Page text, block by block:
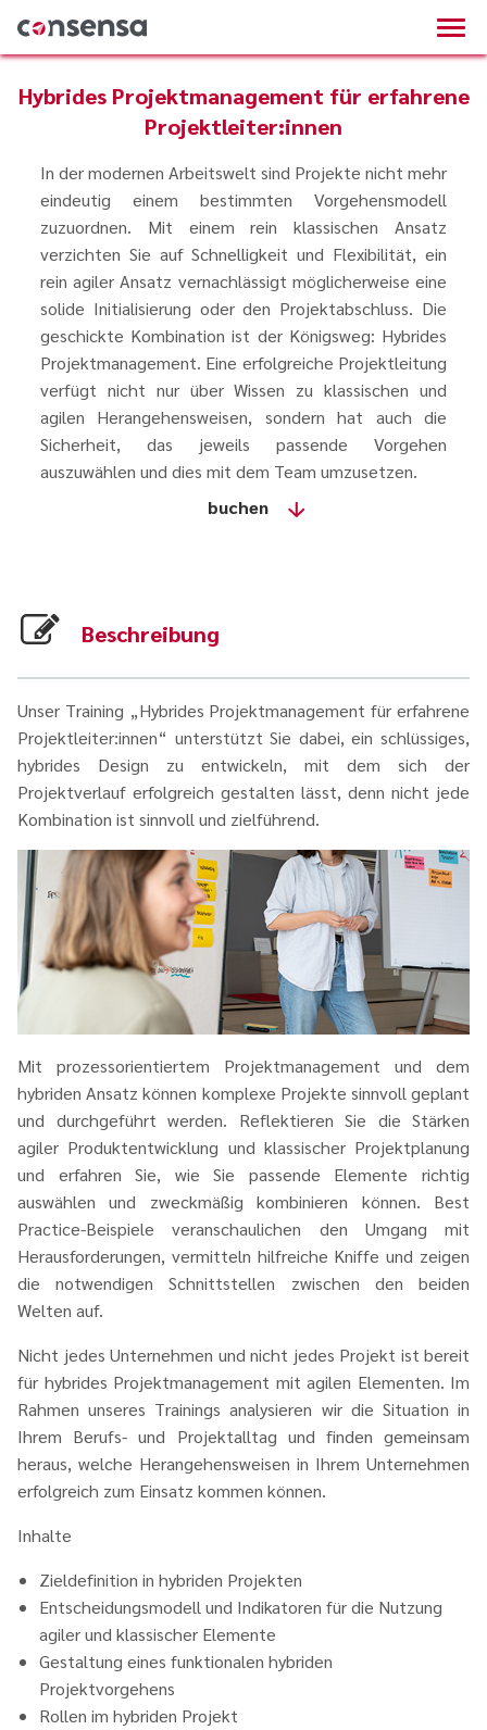
Hybrides Projektmanagement für erfahrene
Projektleiter:innen
In der modernen Arbeitswelt sind Projekte nicht mehr
eindeutig einem bestimmten Vorgehensmodell
zuzuordnen. Mit einem rein klassischen Ansatz
verzichten Sie auf Schnelligkeit und Flexibilität, ein
rein agiler Ansatz vernachlässigt möglicherweise eine
solide Initialisierung oder den Projektabschluss. Die
geschickte Kombination ist der Königsweg: Hybrides
Projektmanagement. Eine erfolgreiche Projektleitung
verfügt nicht nur über Wissen zu klassischen und
agilen Herangehensweisen, sondern hat auch die
Sicherheit, das jeweils passende Vorgehen
auszuwählen und dies mit dem Team umzusetzen.
buchen
Beschreibung
Unser Training „Hybrides Projektmanagement für erfahrene
Projektleiter:innen“ unterstützt Sie dabei, ein schlüssiges,
hybrides Design zu entwickeln, mit dem sich der
Projektverlauf erfolgreich gestalten lässt, denn nicht jede
Kombination ist sinnvoll und zielführend.
Mit prozessorientiertem Projektmanagement und dem
hybriden Ansatz können komplexe Projekte sinnvoll geplant
und durchgeführt werden. Reflektieren Sie die Stärken
agiler Produktentwicklung und klassischer Projektplanung
und erfahren Sie, wie Sie passende Elemente richtig
auswählen und zweckmäßig kombinieren können. Best
Practice-Beispiele veranschaulichen den Umgang mit
Herausforderungen, vermitteln hilfreiche Kniffe und zeigen
die notwendigen Schnittstellen zwischen den beiden
Welten auf.
Nicht jedes Unternehmen und nicht jedes Projekt ist bereit
für hybrides Projektmanagement mit agilen Elementen. Im
Rahmen unseres Trainings analysieren wir die Situation in
Ihrem Berufs- und Projektalltag und finden gemeinsam
heraus, welche Herangehensweisen in Ihrem Unternehmen
erfolgreich zum Einsatz kommen können.
Inhalte
Zieldefinition in hybriden Projekten
Entscheidungsmodell und Indikatoren für die Nutzung
agiler und klassischer Elemente
Gestaltung eines funktionalen hybriden
Projektvorgehens
Rollen im hybriden Projekt